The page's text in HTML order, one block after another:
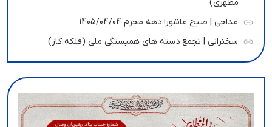
مطهری)
مداحی | صبح عاشورا دهه محرم 1405/04/04
سخنرانی | تجمع دسته های همبستگی ملی (فلکه گاز)